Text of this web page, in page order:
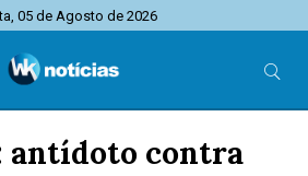
05 de Agosto de 2026
antídoto contra